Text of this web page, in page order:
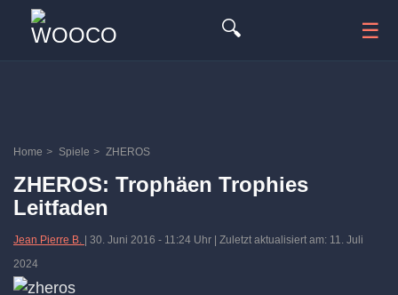
🔍 ☰
Home > Spiele > ZHEROS
ZHEROS: Trophäen Trophies
Leitfaden
Jean Pierre B. 30. Juni 2016 - 11:24 Uhr | Zuletzt aktualisiert am: 11. Juli
2024